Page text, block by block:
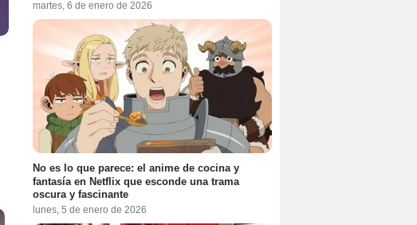
martes, 6 de enero de 2026
No es lo que parece: el anime de cocina y
fantasía en Netflix que esconde una trama
oscura y fascinante
lunes, 5 de enero de 2026